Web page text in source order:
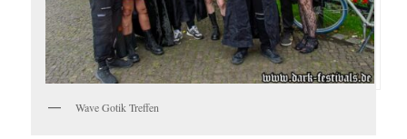
Wave Gotik Treffen